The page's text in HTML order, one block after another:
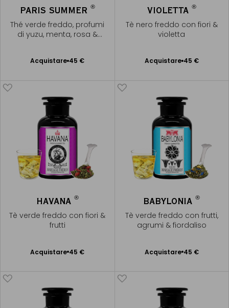
PARIS SUMMER ®
Thé verde freddo, profumi
di yuzu, menta, rosa &
Acquistare 45 €
Aggiungere
VIOLETTA ®
Tè nero freddo con fiori &
violetta
Acquistare 45 €
Aggiungere
HAVANA ®
Tè verde freddo con fiori &
frutti
Acquistare 45 €
Aggiungere
BABYLONIA®
Tè verde freddo con frutti,
agrumi & fiordaliso
Acquistare 45 €
Aggiungere